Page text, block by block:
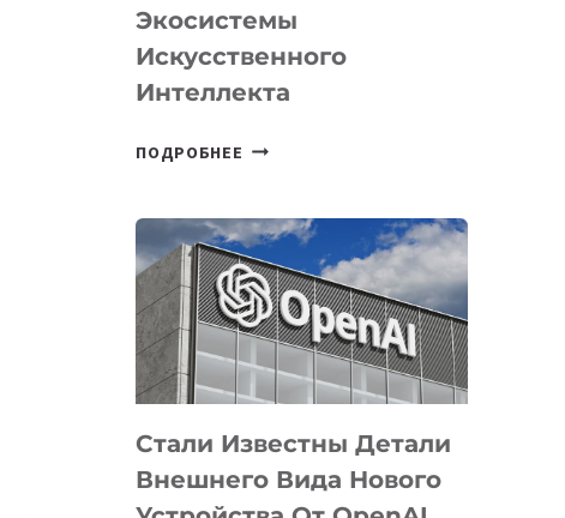
Экосистемы
Искусственного
Интеллекта
ПОДРОБНЕЕ В
ПРИОРИТЕТНЫЕ
ЗАДАЧИ
ПО
РАЗВИТИЮ
ЭКОСИСТЕМЫ
ИСКУССТВЕННОГО
Стали Известны Детали
Внешнего Вида Нового